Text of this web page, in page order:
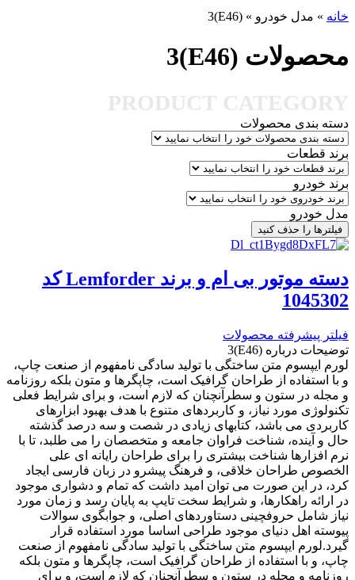
خانه » مدل خودرو »
(E46)3
محصولات (E46)3
دسته بندی محصولات
برند قطعات
برند خودرو
مدل خودرو
فیلترها را حذف کنید
دسته موتور بی ام و برند Lemforder کد
1045302
فیلتر پیشرفته محصولات
توضیحات درباره (E46)3
لورم ایپسوم متن ساختگی با تولید سادگی نامفهوم از صنعت چاپ،
و با استفاده از طراحان گرافیک است، چاپگرها و متون بلکه روزنامه
و مجله در ستون و سطرآنچنان که لازم است، و برای شرایط فعلی
تکنولوژی مورد نیاز، و کاربردهای متنوع با هدف بهبود ابزارهای
کاربردی می باشد، کتابهای زیادی در شصت و سه درصد گذشته
حال و آینده، شناخت فراوان جامعه و متخصصان را می طلبد، تا با
نرم افزارها شناخت بیشتری را برای طراحان رایانه ای علی
الخصوص طراحان خلاقی، و فرهنگ پیشرو در زبان فارسی ایجاد
کرد، در این صورت می توان امید داشت که تمام و دشواری موجود
در ارائه راهکارها، و شرایط سخت تایپ به پایان رسد و زمان مورد
نیاز شامل حروفچینی دستاوردهای اصلی، و جوابگوی سوالات
پیوسته اهل دنیای موجود طراحی اساسا مورد استفاده قرار
گیرد.لورم ایپسوم متن ساختگی با تولید سادگی نامفهوم از صنعت
چاپ، و با استفاده از طراحان گرافیک است، چاپگرها و متون بلکه
روزنامه و مجله در ستون و سطرآنچنان که لازم است، و برای